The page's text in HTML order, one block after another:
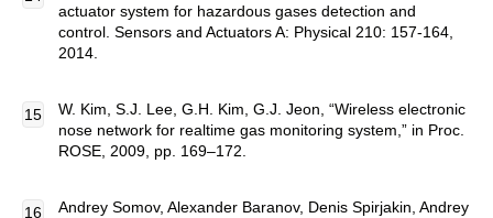
actuator system for hazardous gases detection and
control. Sensors and Actuators A: Physical 210: 157-164,
2014.
W. Kim, S.J. Lee, G.H. Kim, G.J. Jeon, “Wireless electronic
nose network for realtime gas monitoring system,” in Proc.
ROSE, 2009, pp. 169–172.
Andrey Somov, Alexander Baranov, Denis Spirjakin, Andrey